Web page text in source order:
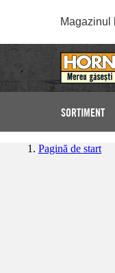
Magazinul
SORTIMENT
Pagină de start